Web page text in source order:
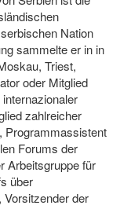
Nation
sammelte er in in
Triest,
oder Mitglied
zahlreicher
Programmassistent
Forums der
Arbeitsgruppe für
über
der